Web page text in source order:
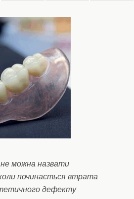
можна назвати
починається втрата
дефекту